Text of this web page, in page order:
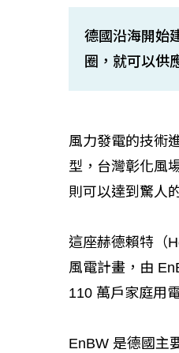
德國沿海開始
圈，就可以供
風力發電的技術
型，台灣彰化風
則可以達到驚人
這座赫德賴特（
風電計畫，由
110 萬戶家庭用
EnBW 是德國主